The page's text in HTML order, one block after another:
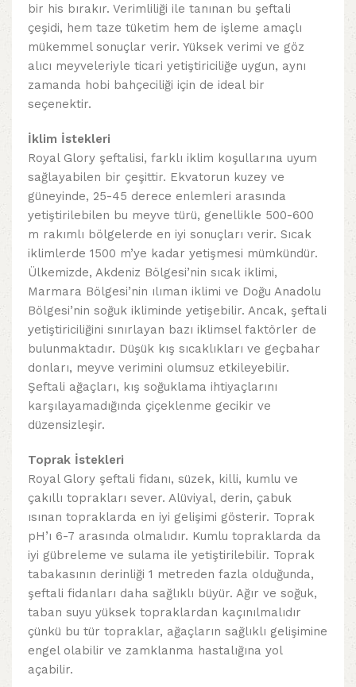
bir his bırakır. Verimliliği ile tanınan bu şeftali
çeşidi, hem taze tüketim hem de işleme amaçlı
mükemmel sonuçlar verir. Yüksek verimi ve göz
alıcı meyveleriyle ticari yetiştiriciliğe uygun, aynı
zamanda hobi bahçeciliği için de ideal bir
seçenektir.
İklim İstekleri
Royal Glory şeftalisi, farklı iklim koşullarına uyum
sağlayabilen bir çeşittir. Ekvatorun kuzey ve
güneyinde, 25-45 derece enlemleri arasında
yetiştirilebilen bu meyve türü, genellikle 500-600
m rakımlı bölgelerde en iyi sonuçları verir. Sıcak
iklimlerde 1500 m’ye kadar yetişmesi mümkündür.
Ülkemizde, Akdeniz Bölgesi’nin sıcak iklimi,
Marmara Bölgesi’nin ılıman iklimi ve Doğu Anadolu
Bölgesi’nin soğuk ikliminde yetişebilir. Ancak, şeftali
yetiştiriciliğini sınırlayan bazı iklimsel faktörler de
bulunmaktadır. Düşük kış sıcaklıkları ve geçbahar
donları, meyve verimini olumsuz etkileyebilir.
Şeftali ağaçları, kış soğuklama ihtiyaçlarını
karşılayamadığında çiçeklenme gecikir ve
düzensizleşir.
Toprak İstekleri
Royal Glory şeftali fidanı, süzek, killi, kumlu ve
çakıllı toprakları sever. Alüviyal, derin, çabuk
ısınan topraklarda en iyi gelişimi gösterir. Toprak
pH’ı 6-7 arasında olmalıdır. Kumlu topraklarda da
iyi gübreleme ve sulama ile yetiştirilebilir. Toprak
tabakasının derinliği 1 metreden fazla olduğunda,
şeftali fidanları daha sağlıklı büyür. Ağır ve soğuk,
taban suyu yüksek topraklardan kaçınılmalıdır
çünkü bu tür topraklar, ağaçların sağlıklı gelişimine
engel olabilir ve zamklanma hastalığına yol
açabilir.